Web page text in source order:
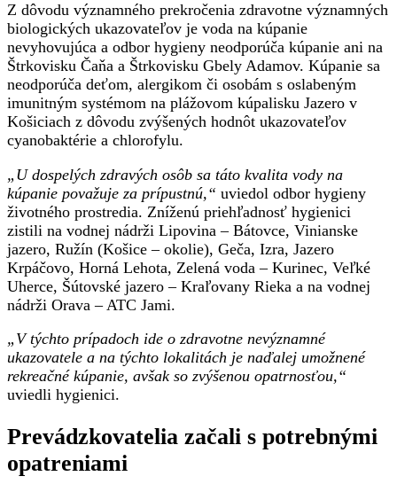
Z dôvodu významného prekročenia zdravotne významných
biologických ukazovateľov je voda na kúpanie
nevyhovujúca a odbor hygieny neodporúča kúpanie ani na
Štrkovisku Čaňa a Štrkovisku Gbely Adamov. Kúpanie sa
neodporúča deťom, alergikom či osobám s oslabeným
imunitným systémom na plážovom kúpalisku Jazero v
Košiciach z dôvodu zvýšených hodnôt ukazovateľov
cyanobaktérie a chlorofylu.
„U dospelých zdravých osôb sa táto kvalita vody na
kúpanie považuje za prípustnú,“ uviedol odbor hygieny
životného prostredia. Zníženú priehľadnosť hygienici
zistili na vodnej nádrži Lipovina – Bátovce, Vinianske
jazero, Ružín (Košice – okolie), Geča, Izra, Jazero
Krpáčovo, Horná Lehota, Zelená voda – Kurinec, Veľké
Uherce, Šútovské jazero – Kraľovany Rieka a na vodnej
nádrži Orava – ATC Jami.
„V týchto prípadoch ide o zdravotne nevýznamné
ukazovatele a na týchto lokalitách je naďalej umožnené
rekreačné kúpanie, avšak so zvýšenou opatrnosťou,“
uviedli hygienici.
Prevádzkovatelia začali s potrebnými
opatreniami